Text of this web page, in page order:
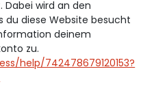
wird an den
du diese Website besucht
deinem
zu.
help/742478679120153?